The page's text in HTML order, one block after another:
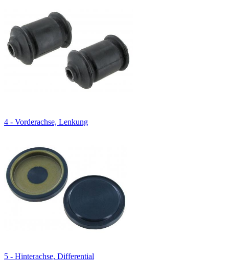
4 - Vorderachse, Lenkung
5 - Hinterachse, Differential